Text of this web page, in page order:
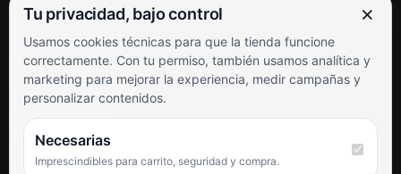
Soporte al cliente
Contacto
Términos y condiciones
Preguntas frecuentes
SÍGUENOS
Facebook
Tu privacidad, bajo control ×
Usamos cookies técnicas para que la tienda funcione
correctamente. Con tu permiso, también usamos analítica y
marketing para mejorar la experiencia, medir campañas y
personalizar contenidos.
Necesarias
Imprescindibles para carrito, seguridad y compra.